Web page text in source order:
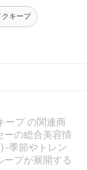
クキープ
ープ の関連商
ーの総合美容情
-季節やトレン
ープが展開する